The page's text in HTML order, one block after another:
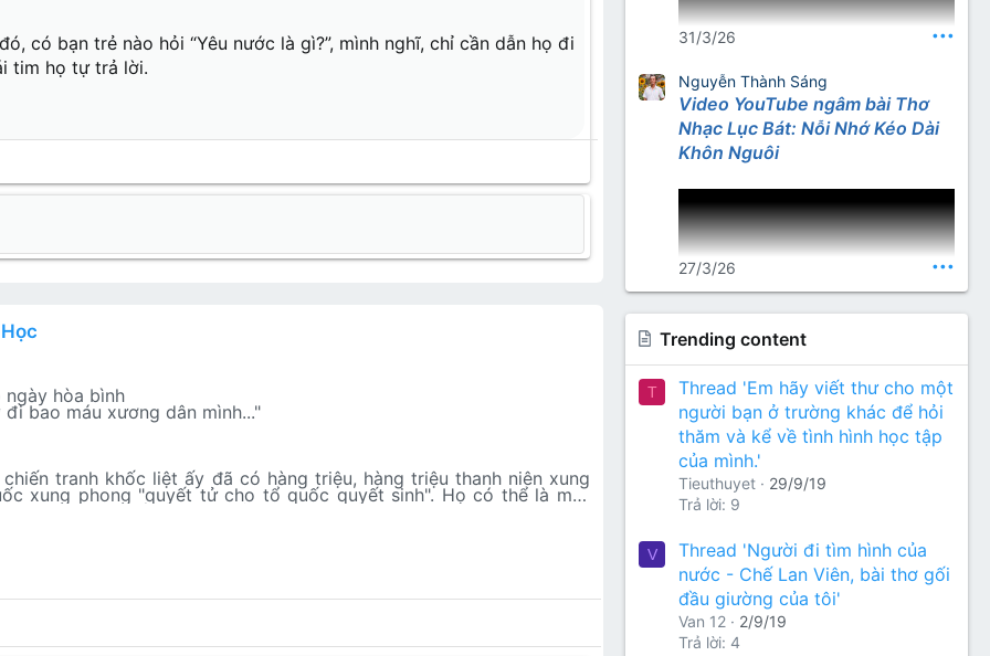
có bạn trẻ nào hỏi “Yêu nước là gì?”, mình nghĩ, chỉ cần dẫn họ đi
tim họ tự trả lời.
ngày hòa bình
bao máu xương dân mình..."
tranh khốc liệt ấy đã có hàng triệu, hàng triệu thanh niên xung
xung phong "quyết tử cho tổ quốc quyết sinh". Họ có thể là một
quê nghèo "đất cày nên sỏi đá" như anh Tạ. Là những chàng thanh
theo việc đao cung" như Cường, Tấn... Và có cả những người lính
lập non sông....
lắm, toàn là lính trẻ...
mang theo bao khát vọng hòa bình, tự do, mang theo những lý tưởng
nơi chiến trường khói lửa và cả những con người thầm lặng nơi
Nguồn thơ (gõ từ khoá): Nhất
Lang Thư Quán
31/3/26 •••
Nguyễn Thành Sáng
Video YouTube ngâm bài Thơ
Nhạc Lục Bát: Nỗi Nhớ Kéo Dài
Khôn Nguôi
Nguồn thơ (gõ từ khoá): Nhất
Lang Thư Quán
27/3/26 •••
Trending content
T
Thread 'Em hãy viết thư cho một
người bạn ở trường khác để hỏi
thăm và kể về tình hình học tập
của mình.'
Tieuthuyet
29/9/19
Trả lời: 9
V
Thread 'Người đi tìm hình của
nước - Chế Lan Viên, bài thơ gối
đầu giường của tôi'
Van 12
2/9/19
Trả lời: 4